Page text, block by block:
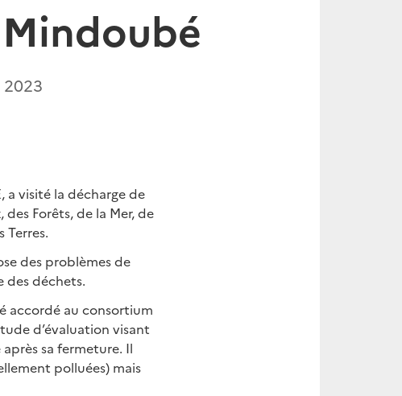
a visité la décharge de
Forêts, de la Mer, de
des problèmes de
des déchets.
accordé au consortium
d’évaluation visant
sa fermeture. Il
polluées) mais